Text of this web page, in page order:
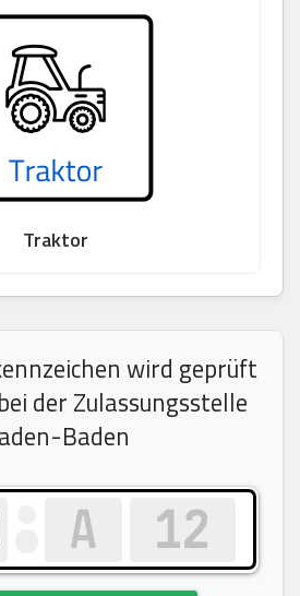
Traktor
wird geprüft
der Zulassungsstelle
Baden